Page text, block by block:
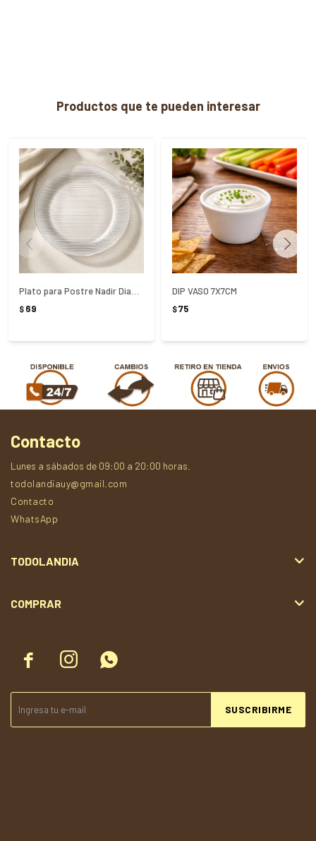
Productos que te pueden interesar
$ 69
DIP VASO 7X7CM
$75
  
SUSCRIBIRME
Contacto
Lunes a sábados de 09:00 a 20:00 horas.
todolandiauy@gmail.com
Contacto
WhatsApp
TODOLANDIA
COMPRAR